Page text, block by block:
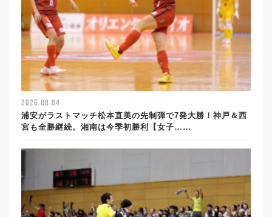
2026.08.04
浦安がラストマッチ松本直美の先制弾で7発大勝！神戸＆西
宮も全勝継続。湘南は今季初勝利【女子……